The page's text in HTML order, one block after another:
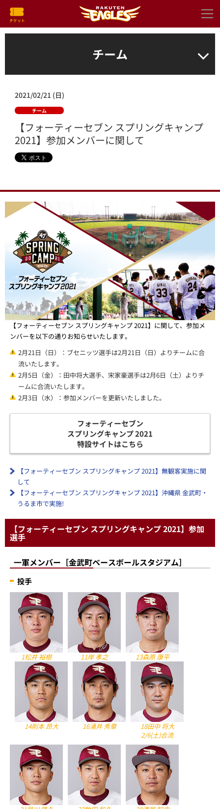
チーム
2021/02/21 (日)
チーム
【フォーティーセブン スプリングキャンプ
2021】参加メンバーに関して
【フォーティーセブン スプリングキャンプ 2021】に関して、参加メ
ンバーを以下の通りお知らせいたします。
2月21日（日）：ブセニッツ選手は2月21日（日）よりチームに合
流いたします。
2月5日（金）：田中将大選手、宋家豪選手は2月6日（土）よりチ
ームに合流いたします。
2月3日（水）：参加メンバーを更新いたしました。
フォーティーセブン
スプリングキャンプ 2021
特設サイトはこちら
【フォーティーセブン スプリングキャンプ 2021】無観客実施に関
して
【フォーティーセブン スプリングキャンプ 2021】沖縄県 金武町・
うるま市で実施!
【フォーティーセブン スプリングキャンプ 2021】参加
選手
一軍メンバー［金武町ベースボールスタジアム］
投手
1松井 裕樹 11岸 孝之 13森原 康平
14則本 昂大 16涌井 秀章
18田中 将大
2/6(土)合流